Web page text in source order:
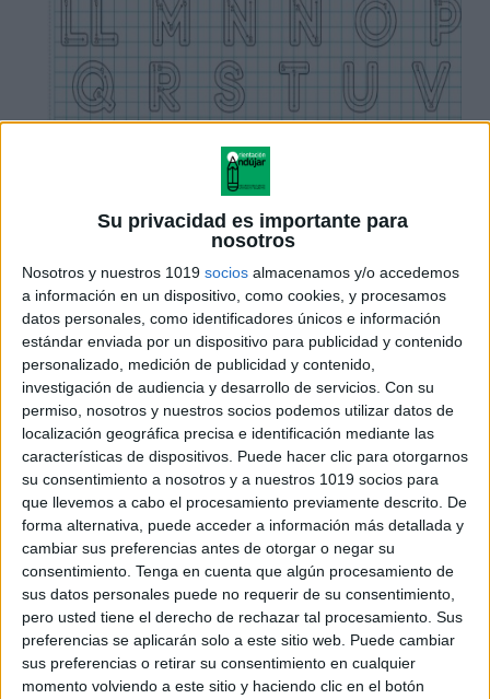
Su privacidad es importante para
nosotros
Nosotros y nuestros 1019 socios almacenamos y/o accedemos
a información en un dispositivo, como cookies, y procesamos
datos personales, como identificadores únicos e información
estándar enviada por un dispositivo para publicidad y contenido
personalizado, medición de publicidad y contenido,
investigación de audiencia y desarrollo de servicios. Con su
permiso, nosotros y nuestros socios podemos utilizar datos de
localización geográfica precisa e identificación mediante las
características de dispositivos. Puede hacer clic para otorgarnos
su consentimiento a nosotros y a nuestros 1019 socios para
que llevemos a cabo el procesamiento previamente descrito. De
forma alternativa, puede acceder a información más detallada y
cambiar sus preferencias antes de otorgar o negar su
consentimiento. Tenga en cuenta que algún procesamiento de
sus datos personales puede no requerir de su consentimiento,
pero usted tiene el derecho de rechazar tal procesamiento. Sus
preferencias se aplicarán solo a este sitio web. Puede cambiar
sus preferencias o retirar su consentimiento en cualquier
momento volviendo a este sitio y haciendo clic en el botón